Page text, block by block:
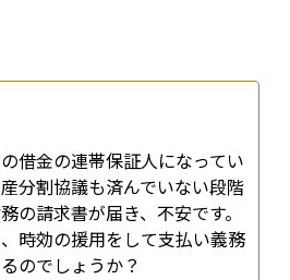
借金の連帯保証人になってい
分割協議も済んでいない段階
の請求書が届き、不安です。
時効の援用をして支払い義務
のでしょうか？